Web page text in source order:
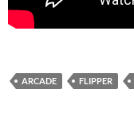
ARCADE FLIPPER